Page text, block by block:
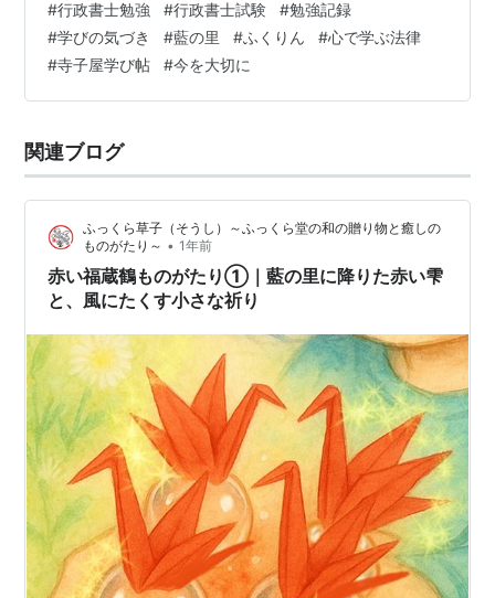
は思いました。 「あれ？ これは……誰に向けて書いてい
るんだろう？」 難しい言葉の羅列、感情のない説明、よ
くある言い回しの繰り返し。 読めば読むほど、「あぁ、
これは頭にも心に残らないなぁ」と思ってしまって💦。
🐉やまととの会話 ゆっぽ：「…
#行政書士勉強 #行政書士試験 #勉強記録
#学びの気づき #藍の里 #ふくりん #心で学ぶ法律
#寺子屋学び帖 #今を大切に
関連ブログ
ふっくら草子（そうし）～ふっくら堂の和の贈り物と癒しの
ものがたり～ • 1年前
赤い福蔵鶴ものがたり①｜藍の里に降りた赤い雫
と、風にたくす小さな祈り